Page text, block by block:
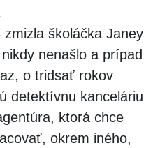
zmizla školáčka Janey
nenašlo a prípad
o tridsať rokov
detektívnu kanceláriu
ktorá chce
okrem iného,